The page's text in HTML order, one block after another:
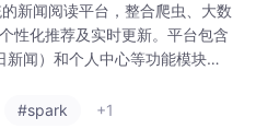
新闻阅读平台，整合爬虫、大数
性化推荐及实时更新。平台包含
闻）和个人中心等功能模块，
内容匹配。未来计划引入多模态
#spark +1